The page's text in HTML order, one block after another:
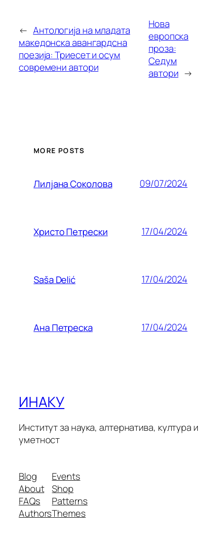
← Антологија на младата
македонска авангардсна
поезија: Триесет и осум
современи автори
Нова
европска
проза:
Седум
автори →
MORE POSTS
Лилjана Соколова 09/07/2024
Христо Петрески 17/04/2024
Saša Delić 17/04/2024
Ана Петреска 17/04/2024
ИНАКУ
Институт за наука, алтернатива, култура и
уметност
Blog
About
FAQs
Authors
Events
Shop
Patterns
Themes